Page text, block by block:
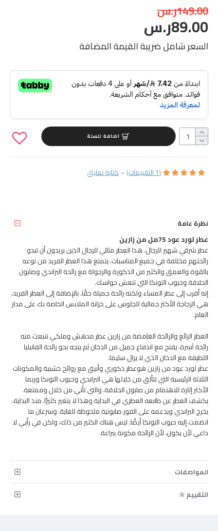
السعر شامل ضريبة القيمة المضافة
(1 التقييمات) - كتابة تعليق
89.00ر.س
149.00ر.س
اضافة للسلة
نظرة عامة
عطر لورد عود 75مل من زارين
عطر شرقي شهير للرجال. هذا العطر مثالي للرجال الذين يريدون أن تبدو
رائحتهم مختلفة في جميع المناسبات. يتمتع هذا العطر الفريد من نوعه
بالقوة والعمق والكثير من الذكورة والرجولة مع رائحة البراندي وصابون
الحلاقة وحبوب التونكا التي تنعش حواسك.
إنه أقرب إلى عطر المساء ولكنه رائحة جميلة حقًا. بالإضافة إلى العطر الفريد،
هي الزجاجة الأكثر جمالية للجلوس على خزانة الملابس الخاصة بك على مدار
العام.
العطر الرائع والرائحة الغامضة من زارين عطر مدهش وملكي تنبعث منه
رائحة آسرة. يفتح مع اندفاع جميل من الدخان ثم يتجه نحو رائحة الفانيليا
اللطيفة مع الدخان الذي لا يزال سليما.
عطر لورد عود من زارين هوعطر ذكوري وأنيق مع روائح خشبية والمكونات
الثلاثة الرئيسية التي تتألق من خلالها هي البراندي وحبوب التونكا وربما
الأكثر إثارة للاهتمام من صابون الحلاقة، والتي تأتي من خلال وممتعة.
يكشف العطر عن طابعه العطري في البداية وهذا لا يتغير كثيرًا. منذ البداية،
يخرج البراندي ويدعمه على الفور صابونية ملحوظة للغاية. وسرعان ما
انضمت إليه حبوب التونكا أيضًا. ليس هناك الكثير من ذلك، ولكن في رأيي لا
داعي لأن يكون، لأن الرائحة مكونة ببراعة.
المواصفات
التقييم ☆